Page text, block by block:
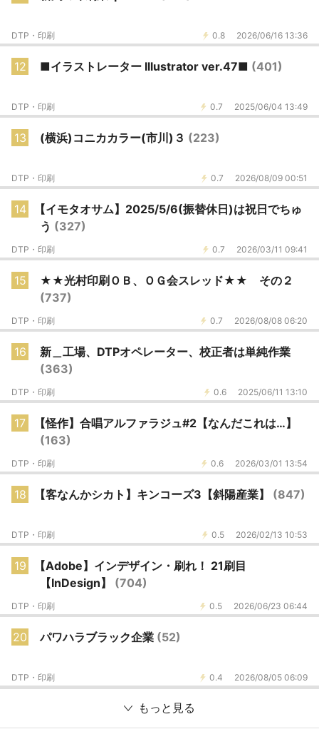
0.8 2026/06/16 13:36
DTP・印刷
12 ■イラストレーター Illustrator ver.47■ (401)
0.7 2025/06/04 13:49
DTP・印刷
13 (横浜)コニカカラー(市川)３ (223)
0.7 2026/08/09 00:51
DTP・印刷
14
【イモタオサム】2025/5/6(振替休日)は祝日でちゅ
う (327)
0.7 2026/03/11 09:41
DTP・印刷
15
★★光村印刷ＯＢ、ＯＧ会スレッド★★ その２
(737)
0.7 2026/08/08 06:20
DTP・印刷
16
新＿工場、DTPオペレーター、校正者は単純作業
(363)
0.6 2025/06/11 13:10
DTP・印刷
17
【怪作】合唱アルファラジュ#2【なんだこれは…】
(163)
0.6 2026/03/01 13:54
DTP・印刷
18 【客なんかシカト】キンコーズ3【斜陽産業】 (847)
0.5 2026/02/13 10:53
DTP・印刷
19
【Adobe】インデザイン・刷れ！ 21刷目
【InDesign】 (704)
0.5 2026/06/23 06:44
DTP・印刷
20 パワハラブラック企業 (52)
0.4 2026/08/05 06:09
DTP・印刷
もっと見る